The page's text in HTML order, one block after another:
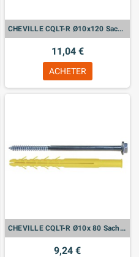
CHEVILLE CQLT-R Ø10x120 Sachet de 10
11,04 €
ACHETER
CHEVILLE CQLT-R Ø10x 80 Sachet de 10
9,24 €